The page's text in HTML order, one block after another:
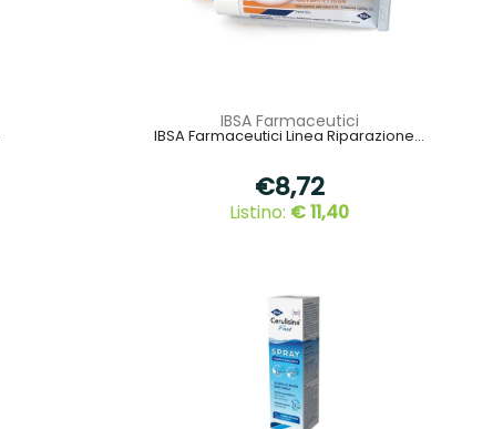
IBSA Farmaceutici
IBSA Farmaceutici Linea Riparazione...
€8,72
Listino: € 11,40